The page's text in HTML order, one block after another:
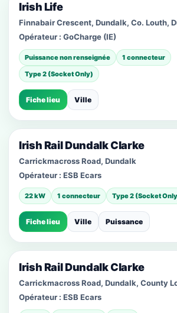
Irish Life
Finnabair Crescent, Dundalk, Co. Louth,
Opérateur : GoCharge (IE)
Puissance non renseignée
1 connecteur
Type 2 (Socket Only)
Fiche lieu Ville
Irish Rail Dundalk Clarke
Carrickmacross Road, Dundalk
Opérateur : ESB Ecars
22 kW 1 connecteur Type 2 (Socket
Fiche lieu Ville Puissance
Irish Rail Dundalk Clarke
Carrickmacross Road, Dundalk, County
Opérateur : ESB Ecars